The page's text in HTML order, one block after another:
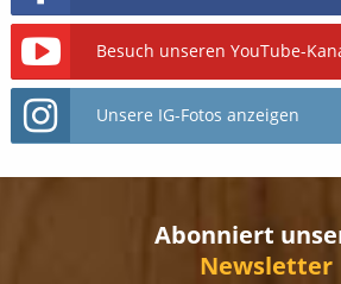
Besuch unseren YouTube-
Unsere IG-Fotos anzeigen
Abonniert
Newsletter